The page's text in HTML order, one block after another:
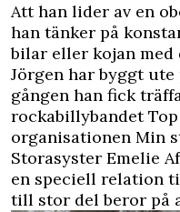
Att han lider av en
han tänker på
bilar eller kojan med
Jörgen har byggt
gången han fick
rockabillybandet
organisationen Min
Storasyster Emelie
en speciell relation
till stor del beror på